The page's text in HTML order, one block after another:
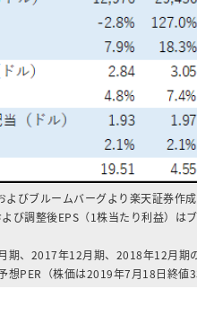
よびブルームバーグより楽天証券作成
び調整後EPS（1株当たり利益）は
期、2017年12月期、2018年12月期
想PER（株価は2019年7月18日終値